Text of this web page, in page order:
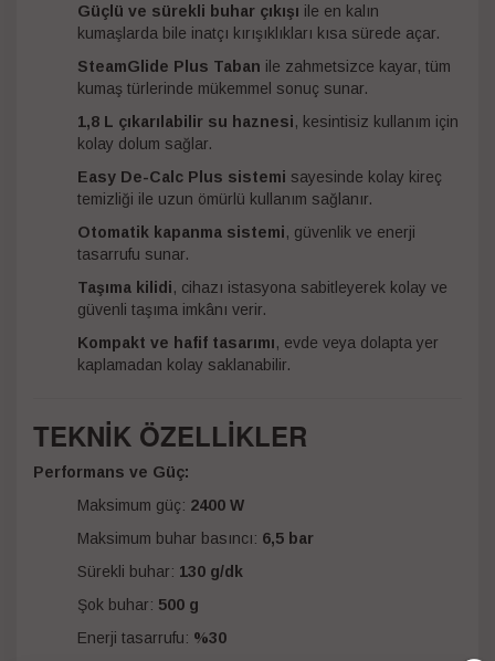
Güçlü ve sürekli buhar çıkışı ile en kalın
kumaşlarda bile inatçı kırışıklıkları kısa sürede açar.
SteamGlide Plus Taban ile zahmetsizce kayar, tüm
kumaş türlerinde mükemmel sonuç sunar.
1,8 L çıkarılabilir su haznesi, kesintisiz kullanım için
kolay dolum sağlar.
Easy De-Calc Plus sistemi sayesinde kolay kireç
temizliği ile uzun ömürlü kullanım sağlanır.
Otomatik kapanma sistemi, güvenlik ve enerji
tasarrufu sunar.
Taşıma kilidi, cihazı istasyona sabitleyerek kolay ve
güvenli taşıma imkânı verir.
Kompakt ve hafif tasarımı, evde veya dolapta yer
kaplamadan kolay saklanabilir.
TEKNİK ÖZELLİKLER
Performans ve Güç:
Maksimum güç: 2400 W
Maksimum buhar basıncı: 6,5 bar
Sürekli buhar: 130 g/dk
Şok buhar: 500 g
Enerji tasarrufu: %30